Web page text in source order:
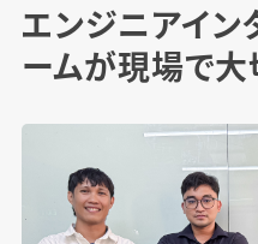
エンジニアイン
ームが現場で大